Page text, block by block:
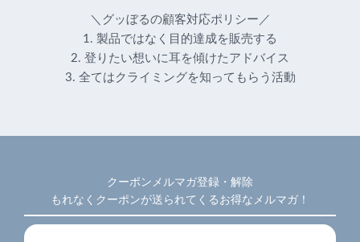
＼グッぼるの顧客対応ポリシー／
1. 製品ではなく目的達成を販売する
2. 登りたい想いに耳を傾けたアドバイス
3. 全てはクライミングを知ってもらう活動
クーポンメルマガ登録・解除
もれなくクーポンが送られてくるお得なメルマガ！